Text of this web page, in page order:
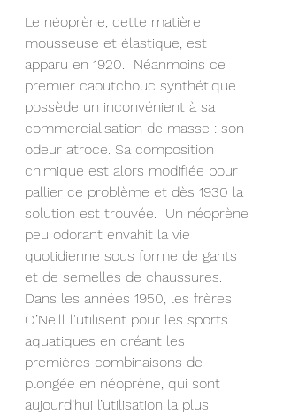
Le néoprène, cette matière
mousseuse et élastique, est
apparu en 1920.  Néanmoins ce
premier caoutchouc synthétique
possède un inconvénient à sa
commercialisation de masse : son
odeur atroce. Sa composition
chimique est alors modifiée pour
pallier ce problème et dès 1930 la
solution est trouvée.  Un néoprène
peu odorant envahit la vie
quotidienne sous forme de gants
et de semelles de chaussures.
Dans les années 1950, les frères
O’Neill l'utilisent pour les sports
aquatiques en créant les
premières combinaisons de
plongée en néoprène, qui sont
aujourd’hui l’utilisation la plus